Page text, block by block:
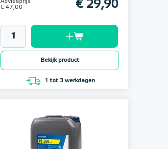
Adviesprijs
€ 47,00
€ 29,90
Bekijk product
1 tot 3 werkdagen